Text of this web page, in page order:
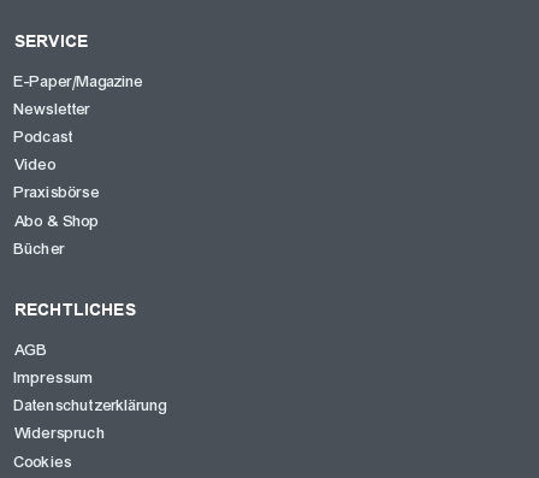
SERVICE
E-Paper/Magazine
Newsletter
Podcast
Video
Praxisbörse
Abo & Shop
Bücher
RECHTLICHES
AGB
Impressum
Datenschutzerklärung
Widerspruch
Cookies